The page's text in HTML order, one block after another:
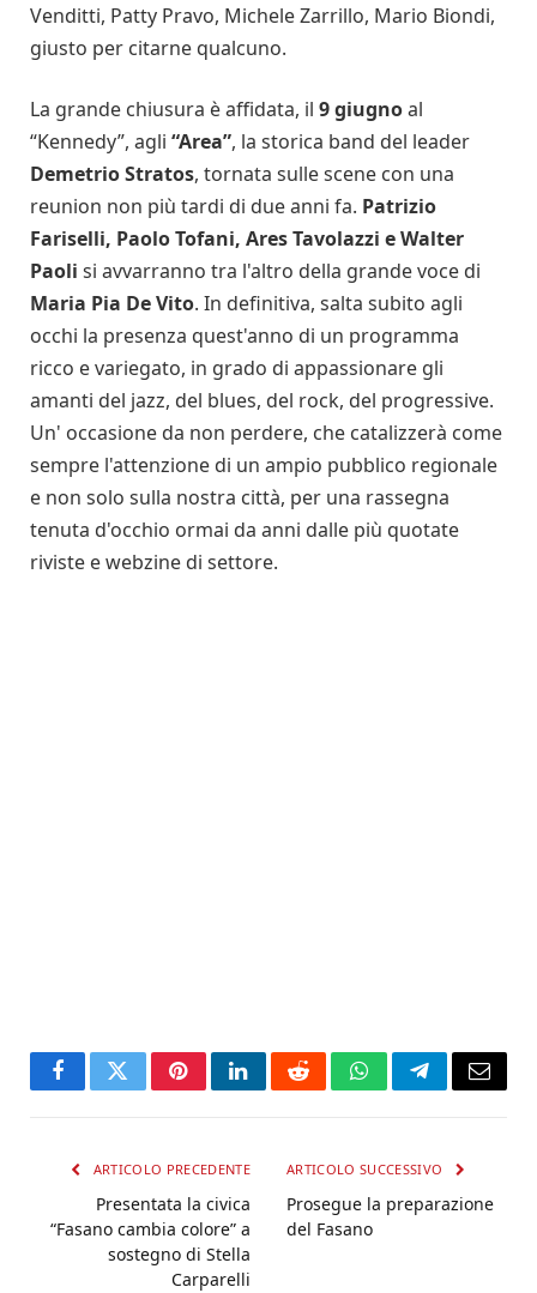
Venditti, Patty Pravo, Michele Zarrillo, Mario Biondi,
giusto per citarne qualcuno.
La grande chiusura è affidata, il 9 giugnoal
“Kennedy”, agli “Area”, la storica band del leader
Demetrio Stratos, tornata sulle scene con una
reunion non più tardi di due anni fa. Patrizio
Fariselli, Paolo Tofani, Ares Tavolazzi e Walter
Paoli si avvarranno tra l'altro della grande voce di
Maria Pia De Vito. In definitiva, salta subito agli
occhi la presenza quest'anno di un programma
ricco e variegato, in grado di appassionare gli
amanti del jazz, del blues, del rock, del progressive.
Un' occasione da non perdere, che catalizzerà come
sempre l'attenzione di un ampio pubblico regionale
e non solo sulla nostra città, per una rassegna
tenuta d'occhio ormai da anni dalle più quotate
riviste e webzine di settore.
FacebookTwitterPinterestLinkedInRedditWhatsAppTelegramEmail
ARTICOLO PRECEDENTE
Presentata la civica
“Fasano cambia colore” a
sostegno di Stella
Carparelli
ARTICOLO SUCCESSIVO
Prosegue la preparazione
del Fasano